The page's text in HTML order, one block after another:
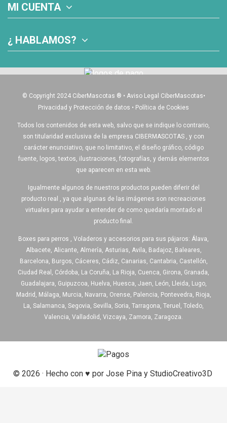
MI CUENTA
¿ HABLAMOS?
© Copyright 2024 CiberMascotas ® • Aviso Legal CiberMascotas•
Privacidad y Protección de datos • Política de Cookies
Todos los contenidos de esta web, salvo que se indique lo contrario,
son titularidad exclusiva de la empresa CIBERMASCOTAS , y con
carácter enunciativo, que no limitativo, el diseño gráfico, código
fuente, logos, textos, ilustraciones, fotografías, y demás elementos
que aparecen en esta web.
Igualmente algunos de nuestros productos pueden diferir del
producto real , ya que algunas de las imágenes son recreaciones
virtuales para ayudar a entender de como quedaría montado el
producto final.
Boxes para perros , Voladeros y accesorios para sus pájaros: Álava,
Albacete, Alicante, Almería, Asturias, Avila, Badajoz, Baleares,
Barcelona, Burgos, Cáceres, Cádiz, Canarias, Cantabria, Castellón,
Ciudad Real, Córdoba, La Coruña, La Rioja, Cuenca, Girona, Granada,
Guadalajara, Guipuzcoa, Huelva, Huesca, Jaen, León, Lleida, Lugo,
Madrid, Málaga, Murcia, Navarra, Orense, Palencia, Pontevedra, Rioja,
La, Salamanca, Segovia, Sevilla, Soria, Tarragona, Teruel, Toledo,
Valencia, Valladolid, Vizcaya, Zamora, Zaragoza.
© 2026 · Hecho con ♥ por Jose Pina y StudioCreativo3D